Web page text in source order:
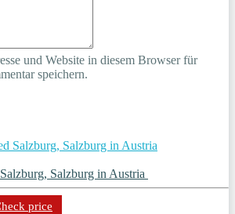
und Website in diesem Browser für
speichern.
Salzburg in Austria
price